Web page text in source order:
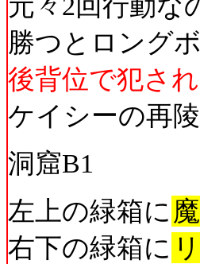
元々2回行動な
勝つとロング
後背位で犯さ
ケイシーの再
洞窟B1
左上の緑箱に
右下の緑箱に